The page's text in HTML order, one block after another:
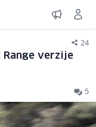
24
verzije
5